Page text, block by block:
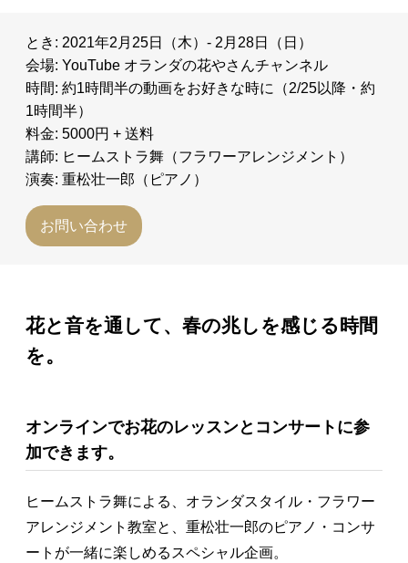
Specials
プロフィール
演奏依頼
お問い合わせ
とき: 2021年2月25日（木）- 2月28日（日）
会場: YouTube オランダの花やさんチャンネル
時間: 約1時間半の動画をお好きな時に（2/25以降・約
1時間半）
料金: 5000円 + 送料
講師: ヒームストラ舞（フラワーアレンジメント）
演奏: 重松壮一郎（ピアノ）
お問い合わせ
花と音を通して、春の兆しを感じる時間
を。
オンラインでお花のレッスンとコンサートに参
加できます。
ヒームストラ舞による、オランダスタイル・フラワー
アレンジメント教室と、重松壮一郎のピアノ・コンサ
ートが一緒に楽しめるスペシャル企画。